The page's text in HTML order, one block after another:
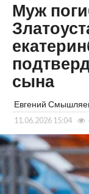
Муж
сына
Евгений
11.06.2026 15:04